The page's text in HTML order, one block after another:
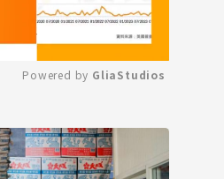
Mute
Powered by GliaStudios